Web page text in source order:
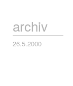
archiv
26.5.2000